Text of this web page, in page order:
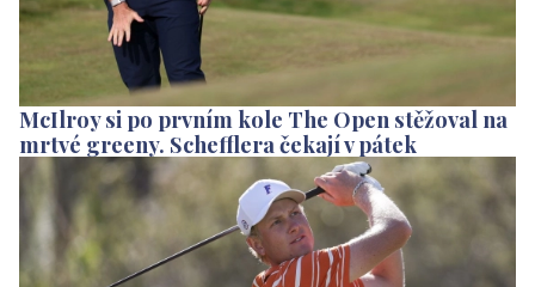
McIlroy si po prvním kole The Open stěžoval na
mrtvé greeny. Schefflera čekají v pátek